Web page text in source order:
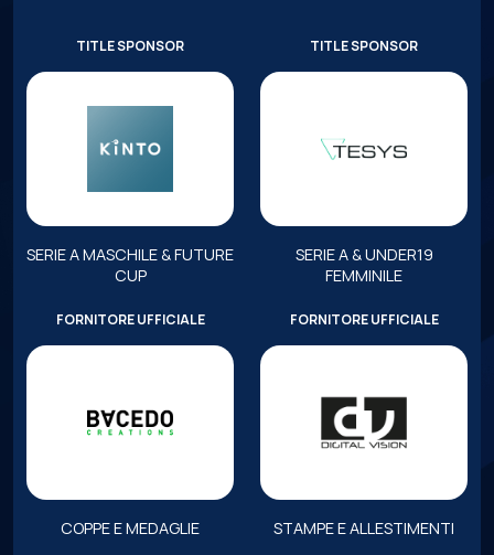
TITLE SPONSOR
SERIE A MASCHILE & FUTURE
CUP
TITLE SPONSOR
SERIE A & UNDER19
FEMMINILE
FORNITORE UFFICIALE
COPPE E MEDAGLIE
FORNITORE UFFICIALE
STAMPE E ALLESTIMENTI